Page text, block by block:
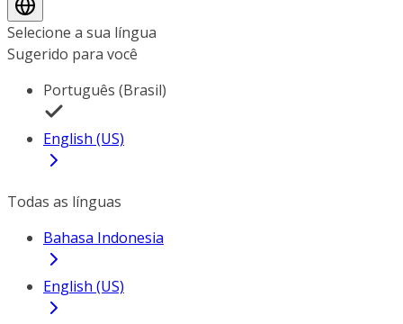
Selecione a sua língua
Sugerido para você
Português (Brasil)
English (US)
Todas as línguas
Bahasa Indonesia
English (US)